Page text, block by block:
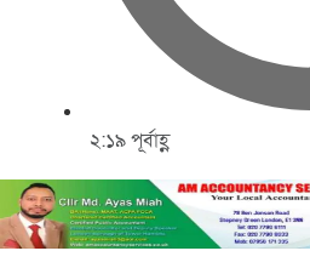
২:১৯ পূর্বাহ্ণ